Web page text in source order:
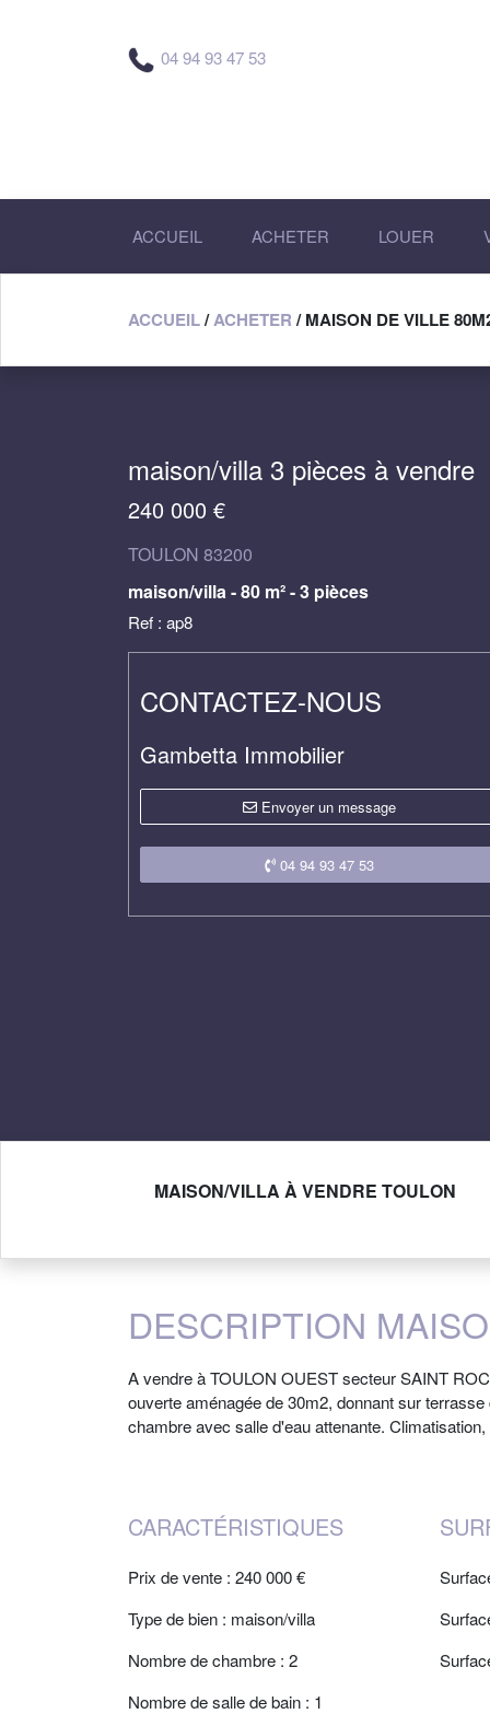
04 94 93 47 53
ACCUEIL ACHETER LOUER
ACCUEIL/ACHETER / MAISON DE VILLE
maison/villa 3 pièces à vendre
240 000 €
TOULON 83200
maison/villa - 80 m² - 3 pièces
Ref : ap8
CONTACTEZ-NOUS
Gambetta Immobilier
Envoyer un message
04 94 93 47 53
MAISON/VILLA À VENDRE TOULON
DESCRIPTION
A vendre à TOULON OUEST secteur SAINT
ouverte aménagée de 30m2, donnant sur
chambre avec salle d'eau attenante.
CARACTÉRISTIQUES
Prix de vente : 240 000 €
Type de bien : maison/villa
Nombre de chambre : 2
Nombre de salle de bain : 1